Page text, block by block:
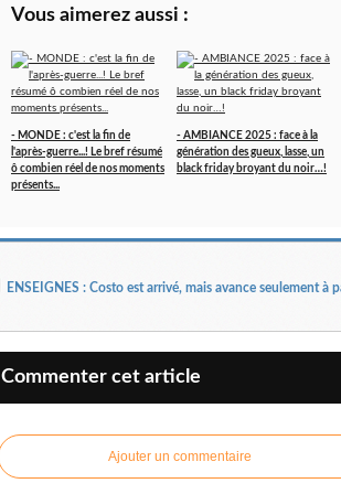
Vous aimerez aussi :
- MONDE : c'est la fin de
l'après-guerre...! Le bref résumé
ô combien réel de nos moments
présents...
- AMBIANCE 2025 : face à la
génération des gueux, lasse, un
black friday broyant du noir…!
Commenter cet article
Ajouter un commentaire